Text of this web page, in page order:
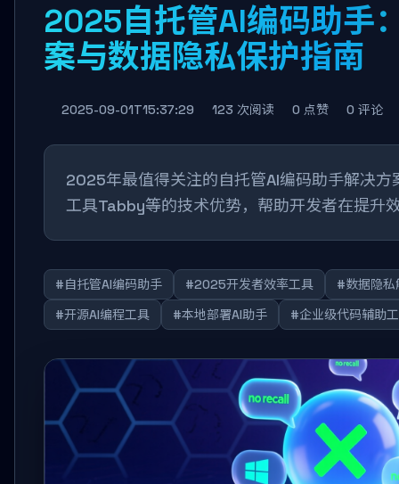
2025自托管AI编码助手
案与数据隐私保护指南
2025-09-01T15:37:29 123 次阅读 0 点赞 0 评论
2025年最值得关注的自托管AI编码助手解决
工具Tabby等的技术优势，帮助开发者在提升
#自托管AI编码助手 #2025开发者效率工具
#数据隐私
#开源AI编程工具
#本地部署AI助手 #企业级代码辅助